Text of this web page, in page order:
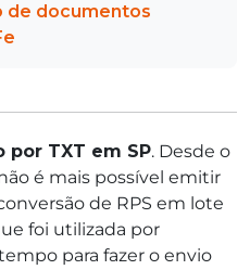
de documentos
por TXT em SP. Desde o
é mais possível emitir
de RPS em lote
foi utilizada por
para fazer o envio